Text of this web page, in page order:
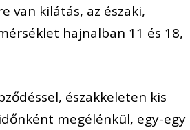
van kilátás, az északi,
hajnalban 11 és 18,
északkeleten kis
megélénkül, egy-egy